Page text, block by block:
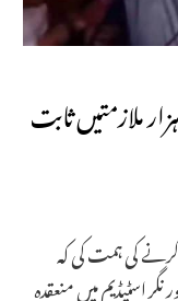
کے ٹی آر کا ریونت ریڈی کو چیالنج ’’70ہزار ملازمتیں ثابت
کی ہمت کی کہ
نگر اسٹیڈیم میں منعقدہ